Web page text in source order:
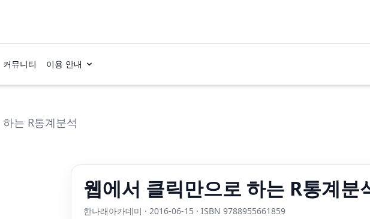
커뮤니티 이용 안내
는 R통계분석
웹에서 클릭만으로 하는 R통계분
한나래아카데미 · 2016-06-15 · ISBN 9788955661859